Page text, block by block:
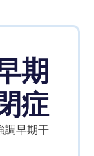
期
症
調早期干